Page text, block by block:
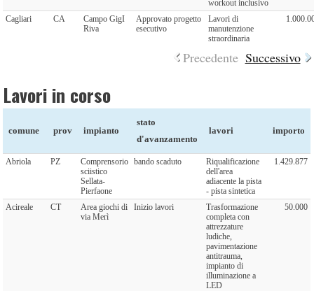
workout inclusivo
Cagliari
CA
Campo GigI
Riva
Approvato progetto
esecutivo
Lavori di
manutenzione
straordinaria
Precedente Successivo
Lavori in corso
comune prov impianto
stato
d'avanzamento
lavori importo
Abriola PZ
Comprensorio
sciistico
Sellata-
Pierfaone
bando scaduto
Riqualificazione
dell'area
adiacente la pista
- pista sintetica
1.429.877
Acireale CT
Area giochi di
via Merì
Inizio lavori
Trasformazione
completa con
attrezzature
ludiche,
pavimentazione
antitrauma,
impianto di
illuminazione a
LED
50.000